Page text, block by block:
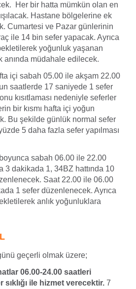
Her bir hatta mümkün olan en
Hastane bölgelerine ek
Cumartesi ve Pazar günlerinin
ile 14 bin sefer yapacak. Ayrıca
yoğunluk yaşanan
anında müdahale edilecek.
içi sabah 05.00 ile akşam 22.00
saatlerde 17 saniyede 1 sefer
kısıtlaması nedeniyle seferler
bir kısmı hafta içi yoğun
Bu şekilde günlük normal sefer
5 daha fazla sefer yapılması
sabah 06.00 ile 22.00
3 dakikada 1, 34BZ hattında 10
Saat 22.00 ile 06.00
1 sefer düzenlenecek. Ayrıca
anlık yoğunluklara
geçerli olmak üzere;
06.00-24.00 saatleri
sıklığı ile hizmet verecektir. 7